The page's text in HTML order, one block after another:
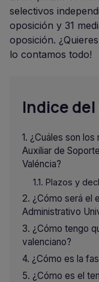
selectivos
oposición y 31
oposición.
lo contamos todo!
Indice
¿Cuáles son los
Auxiliar de
Valéncia?
Plazos y
¿Cómo será el
Administrativo
¿Cómo tengo
valenciano?
¿Cómo es la
¿Cómo es el